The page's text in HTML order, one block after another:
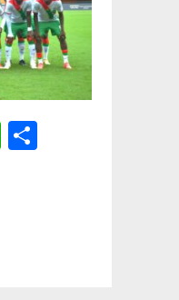
WhatsApp